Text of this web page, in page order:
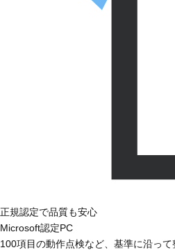
正規認定で品質も安心
Microsoft認定PC
100項目の動作点検など、基準に沿っ